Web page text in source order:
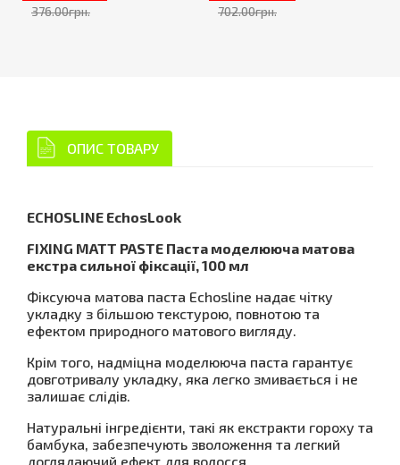
376.00грн. 702.00грн.
ОПИС ТОВАРУ
ECHOSLINE EchosLook
FIXING MATT PASTE Паста моделююча матова
екстра сильної фіксації, 100 мл
Фіксуюча матова паста Echosline надає чітку
укладку з більшою текстурою, повнотою та
ефектом природного матового вигляду.
Крім того, надміцна моделююча паста гарантує
довготривалу укладку, яка легко змивається і не
залишає слідів.
Натуральні інгредієнти, такі як екстракти гороху та
бамбука, забезпечують зволоження та легкий
доглядаючий ефект для волосся.